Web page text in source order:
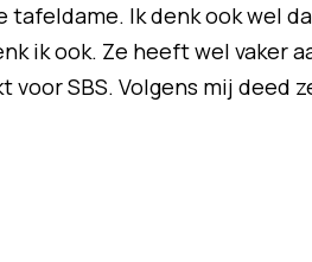
Ik denk ook wel
ik ook. Ze heeft wel vaker
SBS. Volgens mij deed